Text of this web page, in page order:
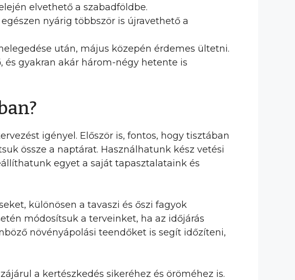
elvethető a szabadföldbe.
nyárig többször is újravethető a
után, május közepén érdemes ültetni.
gyakran akár három-négy hetente is
igényel. Először is, fontos, hogy tisztában
össze a naptárat. Használhatunk kész vetési
egyet a saját tapasztalataink és
különösen a tavaszi és őszi fagyok
módosítsuk a terveinket, ha az időjárás
növényápolási teendőket is segít időzíteni,
a kertészkedés sikeréhez és öröméhez is.